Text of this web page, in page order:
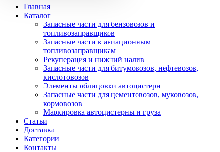
Главная
Каталог
Запасные части для бензовозов и
топливозаправщиков
Запасные части к авиационным
топливозаправщикам
Рекуперация и нижний налив
Запасные части для битумовозов, нефтевозов,
кислотовозов
Элементы облицовки автоцистерн
Запасные части для цементовозов, муковозов,
кормовозов
Маркировка автоцистерны и груза
Статьи
Доставка
Категории
Контакты